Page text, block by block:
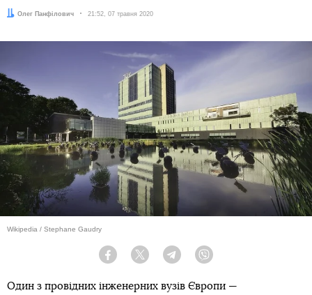
Автор:
Олег Панфілович Дата:
21:52, 07 травня 2020
Wikipedia / Stephane Gaudry
Facebook Twitter Telegram
Один з провідних інженерних вузів Європи —